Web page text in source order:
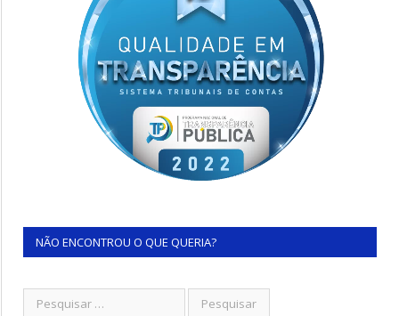
NÃO ENCONTROU O QUE QUERIA?